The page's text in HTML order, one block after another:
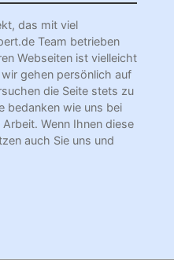
das mit viel
Team betrieben
Webseiten ist vielleicht
gehen persönlich auf
die Seite stets zu
bedanken wie uns bei
Wenn Ihnen diese
auch Sie uns und